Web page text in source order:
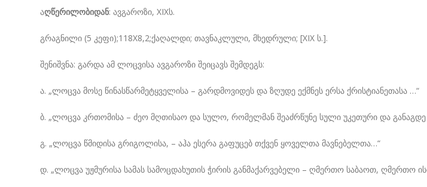
აღწერილობიდან: ავგაროზი, XIXს.
გრაგნილი (5 კეფი);118X8,2;ქაღალდი; თავნაკლული, მხედრული; [XIX ს.].
შენიშვნა: გარდა ამ ლოცვისა ავგაროზი შეიცავს შემდეგს:
ა. „ლოცვა მოსე წინასწარმეტყველისა – გარდმოვიდეს და ზღუდე ექმნეს ერსა ქრისტიანეთასა …“
ბ. „ლოცვა კრთომისა – ძეო მღთისაო და სულო, რომელმან შეაძრწუნე სული უკეთური და განაგდე
გ. „ლოცვა წმიდისა გრიგოლისა, – აჰა ესერა გაფუცებ თქვენ ყოველთა მავნებელთა…“
დ. „ლოცვა უჟმურისა სამას სამოცდახუთის ჭირის განმაქარვებელი – ღმერთო საბაოთ,